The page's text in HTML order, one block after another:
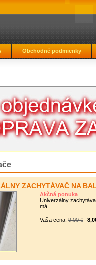
Obchodné podmienky
ZACHYTÁVAČ NA
Akčná ponuka
Univerzálny
má...
Vaša cena:9,00 €